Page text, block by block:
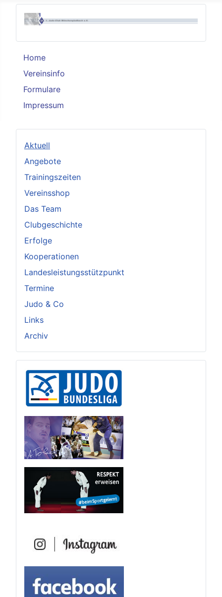
Home
Vereinsinfo
Formulare
Impressum
Aktuell
Angebote
Trainingszeiten
Vereinsshop
Das Team
Clubgeschichte
Erfolge
Kooperationen
Landesleistungsstützpunkt
Termine
Judo & Co
Links
Archiv